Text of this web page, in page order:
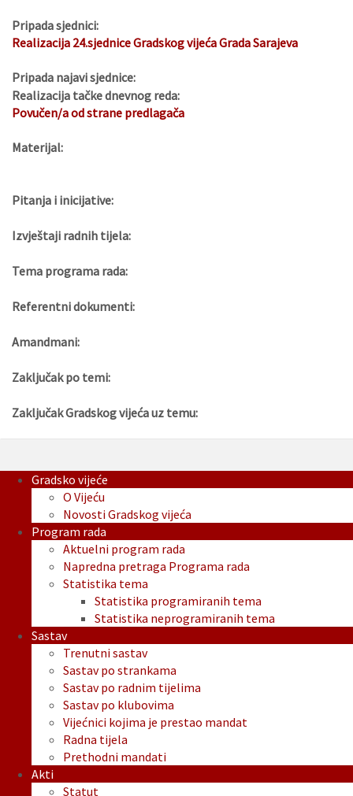
Pripada sjednici:
Realizacija 24.sjednice Gradskog vijeća Grada Sarajeva
Pripada najavi sjednice:
Realizacija tačke dnevnog reda:
Povučen/a od strane predlagača
Materijal:
Pitanja i inicijative:
Izvještaji radnih tijela:
Tema programa rada:
Referentni dokumenti:
Amandmani:
Zaključak po temi:
Zaključak Gradskog vijeća uz temu:
Gradsko vijeće
O Vijeću
Novosti Gradskog vijeća
Program rada
Aktuelni program rada
Napredna pretraga Programa rada
Statistika tema
Statistika programiranih tema
Statistika neprogramiranih tema
Sastav
Trenutni sastav
Sastav po strankama
Sastav po radnim tijelima
Sastav po klubovima
Vijećnici kojima je prestao mandat
Radna tijela
Prethodni mandati
Akti
Statut